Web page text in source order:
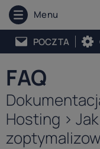
Menu
POCZTA
FAQ
Hosting >